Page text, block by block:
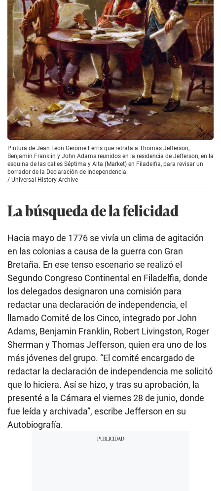
Pintura de Jean Leon Gerome Ferris que retrata a Thomas Jefferson,
Benjamin Franklin y John Adams reunidos en la residencia de Jefferson, en la
esquina de las calles Séptima y Alta (Market) en Filadelfia, para revisar un
borrador de la Declaración de Independencia.
/ Universal History Archive
La búsqueda de la felicidad
Hacia mayo de 1776 se vivía un clima de agitación
en las colonias a causa de la guerra con Gran
Bretaña. En ese tenso escenario se realizó el
Segundo Congreso Continental en Filadelfia, donde
los delegados designaron una comisión para
redactar una declaración de independencia, el
llamado Comité de los Cinco, integrado por John
Adams, Benjamin Franklin, Robert Livingston, Roger
Sherman y Thomas Jefferson, quien era uno de los
más jóvenes del grupo. “El comité encargado de
redactar la declaración de independencia me solicitó
que lo hiciera. Así se hizo, y tras su aprobación, la
presenté a la Cámara el viernes 28 de junio, donde
fue leída y archivada”, escribe Jefferson en su
Autobiografía.